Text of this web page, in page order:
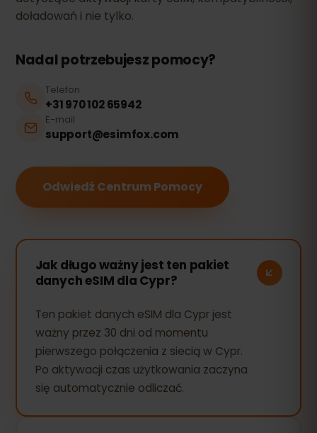
doładowań i nie tylko.
Nadal potrzebujesz pomocy?
Telefon
+31 970 102 65942
E-mail
support@esimfox.com
Odwiedź Centrum Pomocy
Jak długo ważny jest ten pakiet
danych eSIM dla Cypr?
Ten pakiet danych eSIM dla Cypr jest
ważny przez 30 dni od momentu
pierwszego połączenia z siecią w Cypr.
Po aktywacji czas użytkowania zaczyna
się automatycznie odliczać.